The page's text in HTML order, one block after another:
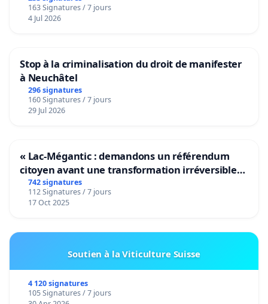
163 Signatures / 7 jours
4 Jul 2026
Stop à la criminalisation du droit de manifester
à Neuchâtel
296 signatures
160 Signatures / 7 jours
29 Jul 2026
« Lac-Mégantic : demandons un référendum
citoyen avant une transformation irréversible
de notre territoire »
742 signatures
112 Signatures / 7 jours
17 Oct 2025
Soutien à la Viticulture Suisse
4 120 signatures
105 Signatures / 7 jours